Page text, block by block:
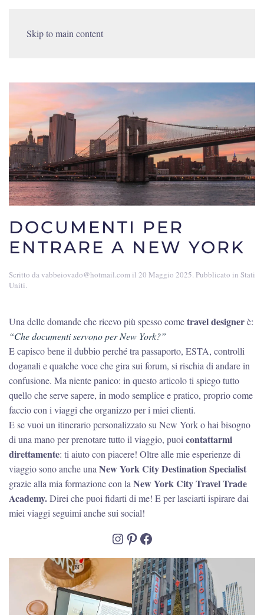
Skip to main content
DOCUMENTI PER
ENTRARE A NEW YORK
Scritto davabbeiovado@hotmail.com il 20 Maggio 2025. Pubblicato in Stati
Uniti.
Una delle domande che ricevo più spesso cometravel designerè:
“Che documenti servono per New York?”
E capisco bene il dubbio perché tra passaporto, ESTA, controlli
doganali e qualche voce che gira sui forum, si rischia di andare in
confusione. Ma niente panico: in questo articolo ti spiego tutto
quello che serve sapere, in modo semplice e pratico, proprio come
faccio con i viaggi che organizzo per i miei clienti.
E se vuoi un itinerario personalizzato su New York o hai bisogno
di una mano per prenotare tutto il viaggio, puoi contattarmi
direttamente: ti aiuto con piacere! Oltre alle mie esperienze di
viaggio sono anche una New York City Destination Specialist
grazie alla mia formazione con la New York City Travel Trade
Academy.Direi che puoi fidarti di me! E per lasciarti ispirare dai
miei viaggi seguimi anche sui social!
Instagram
Pinterest
Facebook